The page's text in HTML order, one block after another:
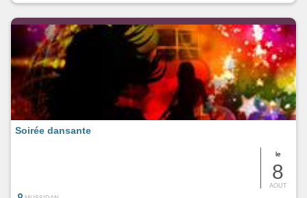
le
8
AOUT
Soirée dansante